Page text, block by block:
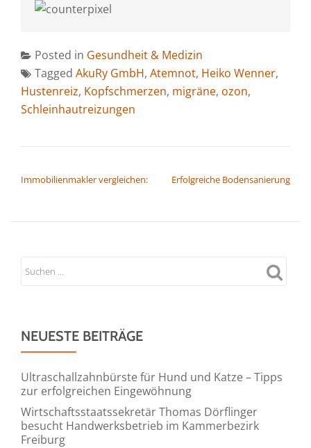
Posted in Gesundheit & Medizin
Tagged AkuRy GmbH, Atemnot, Heiko Wenner,
Hustenreiz, Kopfschmerzen, migräne, ozon,
Schleinhautreizungen
Immobilienmakler vergleichen: Erfolgreiche Bodensanierung
NEUESTE BEITRÄGE
Ultraschallzahnbürste für Hund und Katze – Tipps
zur erfolgreichen Eingewöhnung
Wirtschaftsstaatssekretär Thomas Dörflinger
besucht Handwerksbetrieb im Kammerbezirk
Freiburg